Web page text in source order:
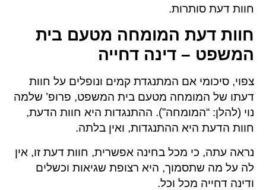
חוות דעת סותרות.
חוות דעת המומחה מטעם בית
המשפט – דינה דחייה
צפוי, סיכומי אם המתנגדת קמים ונופלים על חוות
דעתו של המומחה מטעם בית המשפט, פרופ’ שלמה
נוי (להלן: “המומחה”). ההתנגדות היא חוות הדעת,
חוות הדעת היא ההתנגדות, ואין בלתה.
נראה עתה, כי מכל בחינה אפשרית, חוות דעת זו, אין
לה על מה שתסמוך, היא רצופת שגיאות וכשלים
ודינה דחייה מכל וכל.